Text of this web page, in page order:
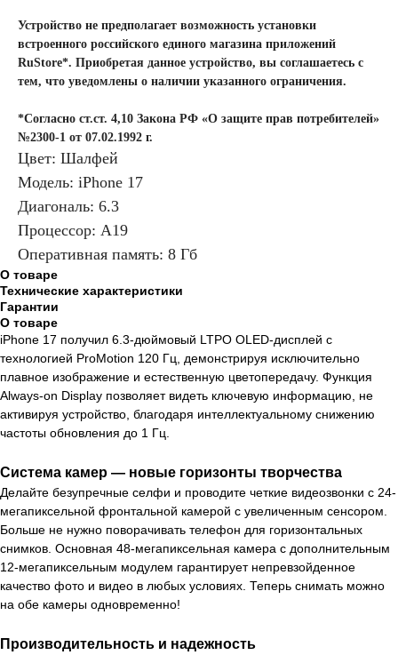
Устройство не предполагает возможность установки
встроенного российского единого магазина приложений
RuStore*. Приобретая данное устройство, вы соглашаетесь с
тем, что уведомлены о наличии указанного ограничения.
*Согласно ст.ст. 4,10 Закона РФ «О защите прав потребителей»
№2300-1 от 07.02.1992 г.
Цвет: Шалфей
Модель: iPhone 17
Диагональ: 6.3
Процессор: A19
Оперативная память: 8 Гб
О товаре
Технические характеристики
Гарантии
О товаре
iPhone 17 получил 6.3-дюймовый LTPO OLED-дисплей с
технологией ProMotion 120 Гц, демонстрируя исключительно
плавное изображение и естественную цветопередачу. Функция
Always-on Display позволяет видеть ключевую информацию, не
активируя устройство, благодаря интеллектуальному снижению
частоты обновления до 1 Гц.
Система камер — новые горизонты творчества
Делайте безупречные селфи и проводите четкие видеозвонки с 24-
мегапиксельной фронтальной камерой с увеличенным сенсором.
Больше не нужно поворачивать телефон для горизонтальных
снимков. Основная 48-мегапиксельная камера с дополнительным
12-мегапиксельным модулем гарантирует непревзойденное
качество фото и видео в любых условиях. Теперь снимать можно
на обе камеры одновременно!
Производительность и надежность